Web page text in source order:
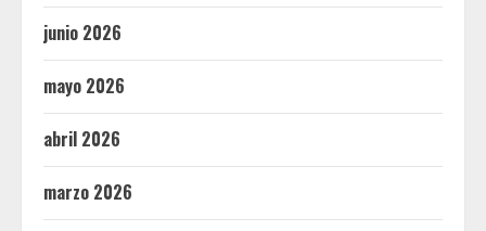
junio 2026
mayo 2026
abril 2026
marzo 2026